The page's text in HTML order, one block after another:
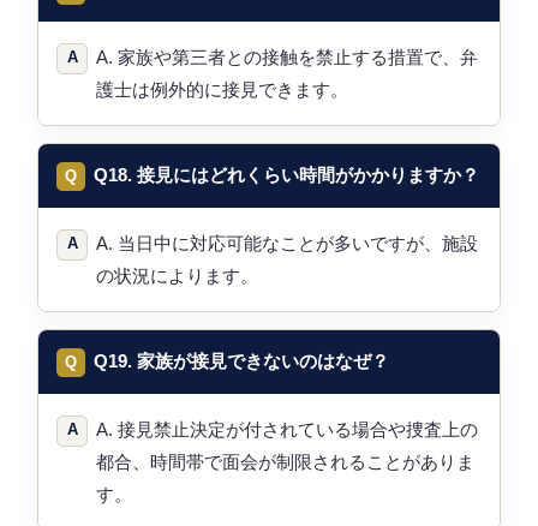
A. 家族や第三者との接触を禁止する措置で、弁
護士は例外的に接見できます。
Q18. 接見にはどれくらい時間がかかりますか？
A. 当日中に対応可能なことが多いですが、施設
の状況によります。
Q19. 家族が接見できないのはなぜ？
A. 接見禁止決定が付されている場合や捜査上の
都合、時間帯で面会が制限されることがありま
す。